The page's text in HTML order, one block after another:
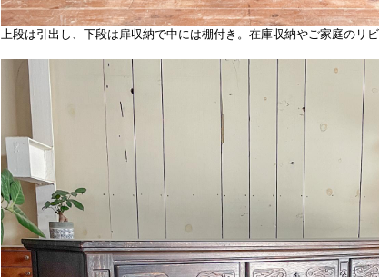
上段は引出し、下段は扉収納で中には棚付き。在庫収納やご家庭のリ